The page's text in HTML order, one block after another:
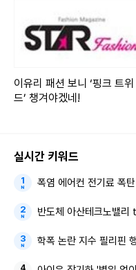
이유리 패션 보니 ‘핑크 트위
드’ 챙겨야겠네!
실시간 키워드
폭염 에어컨 전기료 폭탄
반도체 아산테크노밸
학폭 논란 지수 필리핀